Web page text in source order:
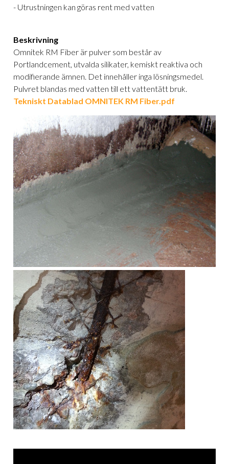
- Utrustningen kan göras rent med vatten
Beskrivning
Omnitek RM Fiber är pulver som består av
Portlandcement, utvalda silikater, kemiskt reaktiva och
modifierande ämnen. Det innehåller inga lösningsmedel.
Pulvret blandas med vatten till ett vattentätt bruk.
Tekniskt Datablad OMNITEK RM Fiber.pdf